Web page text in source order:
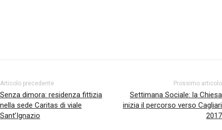
Articolo precedente
Senza dimora: residenza fittizia
nella sede Caritas di viale
Sant’Ignazio
Prossimo articolo
Settimana Sociale: la Chiesa
inizia il percorso verso Cagliari
2017